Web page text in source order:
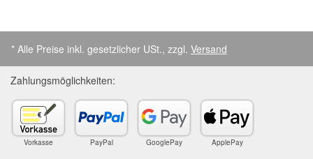
* Alle Preise inkl. gesetzlicher USt., zzgl. Versand
Zahlungsmöglichkeiten:
Vorkasse PayPal GooglePay ApplePay